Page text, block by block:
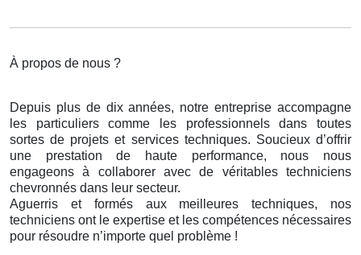
À propos de nous ?
Depuis plus de dix années, notre entreprise accompagne
les particuliers comme les professionnels dans toutes
sortes de projets et services techniques. Soucieux d’offrir
une prestation de haute performance, nous nous
engageons à collaborer avec de véritables techniciens
chevronnés dans leur secteur.
Aguerris et formés aux meilleures techniques, nos
techniciens ont le expertise et les compétences nécessaires
pour résoudre n’importe quel problème !